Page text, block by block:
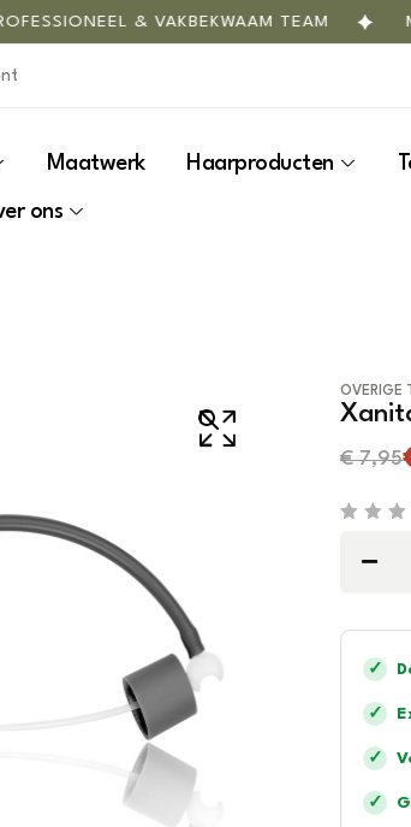
& VAKBEKWAAM TEAM
Maatwerk Haarproducten
ons
OVERIGE
€7,95
o
✓
✓
✓
✓